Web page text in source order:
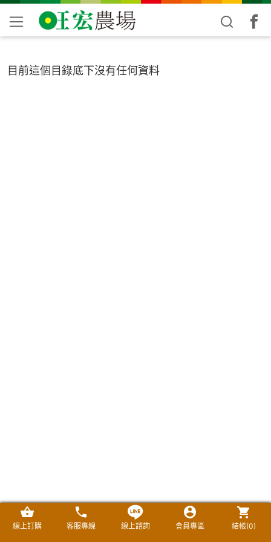
目前這個目錄底下沒有任何資料
線上訂購 客服專線 線上諮詢 會員專區 結帳(0)